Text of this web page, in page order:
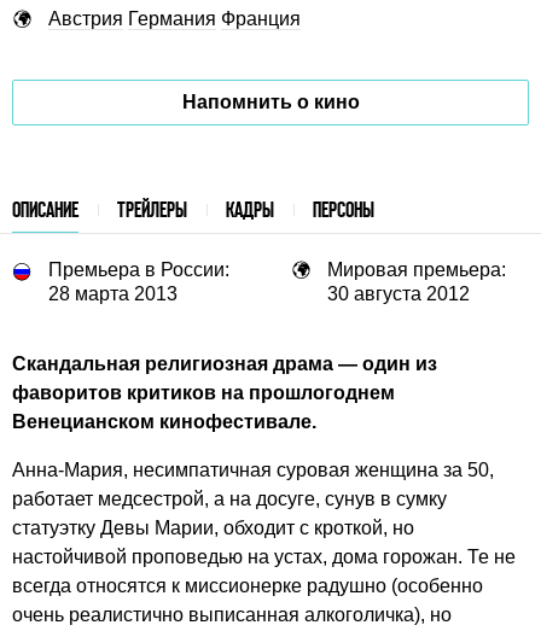
Австрия Германия Франция
Напомнить о кино
ОПИСАНИЕ ТРЕЙЛЕРЫ КАДРЫ ПЕРСОНЫ
Премьера в России:
28 марта 2013
Мировая премьера:
30 августа 2012
Скандальная религиозная драма — один из
фаворитов критиков на прошлогоднем
Венецианском кинофестивале.
Анна-Мария, несимпатичная суровая женщина за 50,
работает медсестрой, а на досуге, сунув в сумку
статуэтку Девы Марии, обходит с кроткой, но
настойчивой проповедью на устах, дома горожан. Те не
всегда относятся к миссионерке радушно (особенно
очень реалистично выписанная алкоголичка), но